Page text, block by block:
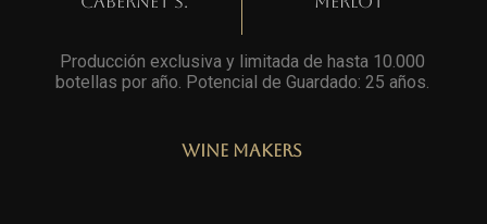
Producción exclusiva y limitada de hasta 10.000
botellas por año. Potencial de Guardado: 25 años
Wine Makers